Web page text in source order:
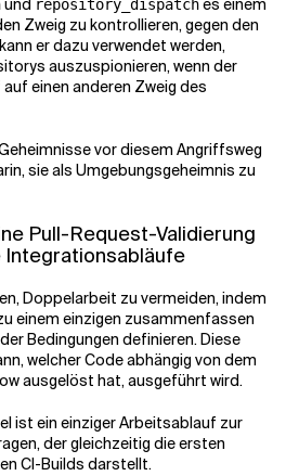
und repository_dispatches einem
Zweig zu kontrollieren, gegen den
er dazu verwendet werden,
auszuspionieren, wenn der
einen anderen Zweig des
vor diesem Angriffsweg
sie als Umgebungsgeheimnis zu
Pull-Request-Validierung
Integrationsabläufe
Doppelarbeit zu vermeiden, indem
einem einzigen zusammenfassen
Bedingungen definieren. Diese
welcher Code abhängig von dem
ausgelöst hat, ausgeführt wird.
ist ein einziger Arbeitsablauf zur
der gleichzeitig die ersten
CI-Builds darstellt.